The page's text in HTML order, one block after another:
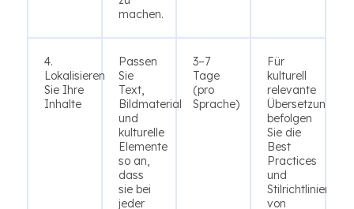
machen.
4.
Lokalisieren
Sie Ihre
Inhalte
Passen
Sie
Text,
Bildmaterial
und
kulturelle
Elemente
so an,
dass
sie bei
jeder
3–7
Tage
(pro
Sprache)
Für
kulturell
relevante
Übersetzungen
befolgen
Sie die
Best
Practices
und
Stilrichtlinien
von